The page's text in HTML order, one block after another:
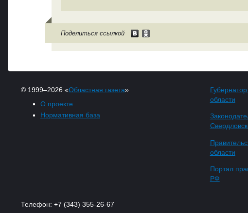
Поделиться ссылкой
© 1999–2026 «Областная газета»
О проекте
Нормативная база
области
области
Портал
РФ
Телефон: +7 (343) 355-26-67